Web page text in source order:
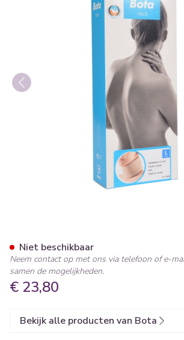
€ 23,80
Niet beschikbaar
Neem contact op met ons via telefoon of e-
samen de mogelijkheden.
Bekijk alle producten van Bota